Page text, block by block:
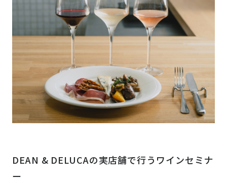
DEAN & DELUCAの実店舗で行うワインセミナ
ー